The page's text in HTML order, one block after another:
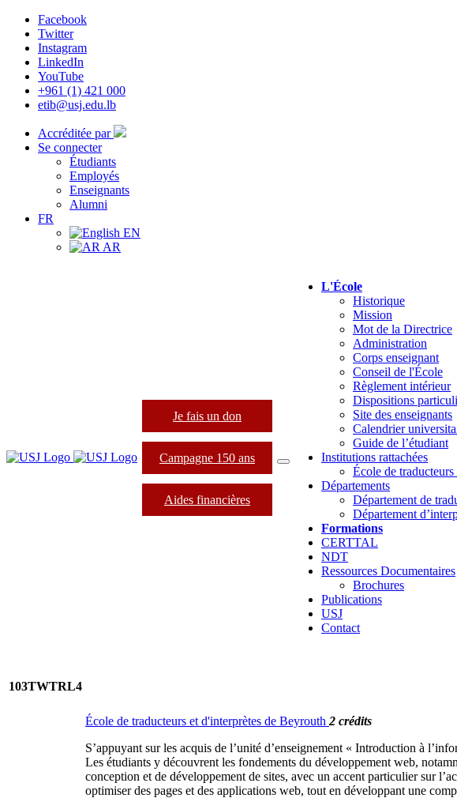
Facebook
Twitter
Instagram
LinkedIn
YouTube
+961 (1) 421 000
etib@usj.edu.lb
Accréditée par
Se connecter
Étudiants
Employés
Enseignants
Alumni
FR
EN
AR
Je fais un don
Campagne 150 ans
Aides financières
L'École
Historique
Mission
Mot de la Directrice
Administration
Corps enseignant
Conseil de l'École
Règlement intérieur
Dispositions
Site des enseignants
Calendrier
Guide de l’étudiant
Institutions rattachées
École de
Départements
Département de
Département
Formations
CERTTAL
NDT
Ressources Documentaires
Brochures
Publications
USJ
Contact
103TWTRL4
École de traducteurs et d'interprètes de Beyrouth 2 crédits
S’appuyant sur les acquis de l’unité d’enseignement « Introduction à
Les étudiants y découvrent les fondements du développement web,
conception et de développement de sites, avec un accent particulier sur
optimiser des pages et des applications web, tout en développant une